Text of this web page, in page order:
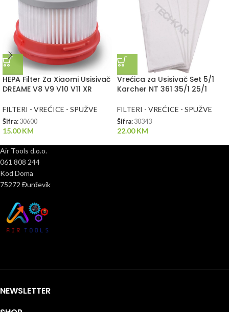
HEPA Filter Za Xiaomi Usisivač
DREAME V8 V9 V10 V11 XR
FILTERI - VREĆICE - SPUŽVE
Šifra: 30600
15.00KM
Vrećica za Usisivač Set 5/1
Karcher NT 361 35/1 25/1
FILTERI - VREĆICE - SPUŽVE
Šifra: 30343
22.00KM
Air Tools d.o.o.
061 808 244
Kod Doma
75272 Đurđevik
NEWSLETTER